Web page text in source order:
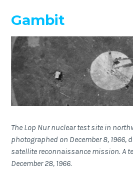
Gambit
The Lop Nur nuclear test site in
photographed on December 8, 1966,
satellite reconnaissance mission. A
December 28, 1966.